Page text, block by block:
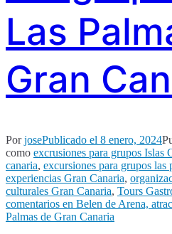
Las
Gran
PorjosePublicado el 8 enero, 2024
como excrusiones para grupos Islas
canaria, excursiones para grupos las
experiencias Gran Canaria,
culturales Gran Canaria, Tours
comentarios en Belen de Arena,
Palmas de Gran Canaria